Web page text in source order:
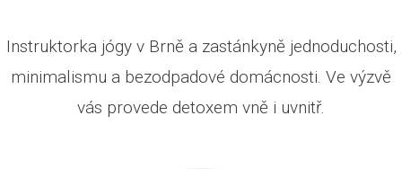
Instruktorka jógy v Brně a zastánkyně jednoduchosti,
minimalismu a bezodpadové domácnosti. Ve výzvě
vás provede detoxem vně i uvnitř.